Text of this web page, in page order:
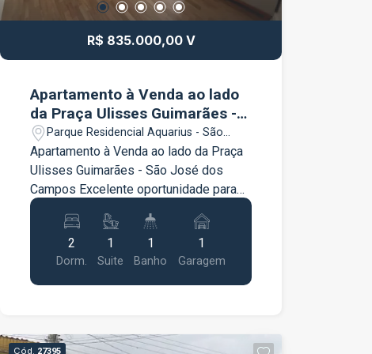
R$ 835.000,00 V
Apartamento à Venda ao lado
da Praça Ulisses Guimarães -
São José dos Campos
Parque Residencial Aquarius - São
José dos Campos/SP
Apartamento à Venda ao lado da Praça
Ulisses Guimarães - São José dos
Campos Excelente oportunidade para
quem busca conforto, espaço e
praticidade em uma localização
privilegiada. Este belo apartamento
conta com 84m² muito bem
distribuídos, ambientes amplos e
carvão. Destaques do imóvel: 84m² de
2
Dorm.
1
Suite
1
Banho
1
Garagem
Cód. 27395